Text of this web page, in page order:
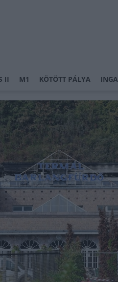
II M1 KÖTÖTT PÁLYA